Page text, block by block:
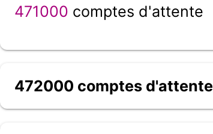
471000 comptes d'attente
472000 comptes d'attente